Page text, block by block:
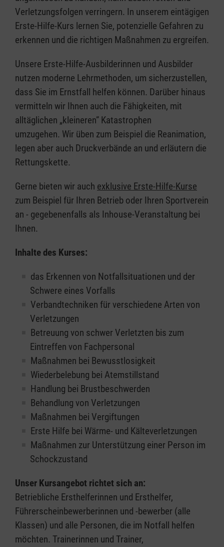
Verletzungsfolgen verringern. In unserem eintägigen
Erste-Hilfe-Kurs lernen Sie, potenzielle Gefahren zu
erkennen und die richtigen Maßnahmen zu ergreifen.
Unsere Erste-Hilfe-Ausbilderinnen und Ausbilder
nutzen moderne Lehrmethoden, um sicherzustellen,
dass Sie im Ernstfall helfen können. Darüber hinaus
vermitteln wir Ihnen auch die Fähigkeiten, mit
alltäglichen „kleineren” Katastrophen
umzugehen. Wir üben zum Beispiel die Reanimation,
legen aber auch Druckverbände an und erläutern die
Rettungskette.
Gerne bieten wir auch exklusive Erste-Hilfe-Kurse
zum Beispiel für Ihren Betrieb oder Ihren Sportverein
an - gegebenenfalls als Inhouse-Veranstaltung bei
Ihnen.
Inhalte des Kurses:
das Erkennen von Notfallsituationen und der
Schwere eines Vorfalls
Verbandtechniken für verschiedene Arten von
Verletzungen
Betreuung von schwer Verletzten bis zum
Eintreffen von Fachpersonal
Maßnahmen bei Bewusstlosigkeit
Wiederbelebung bei Atemstillstand
Handlung bei Brustbeschwerden
Behandlung von Verletzungen
Maßnahmen bei Vergiftungen
Erste Hilfe bei Wärme- und Kälteverletzungen
Maßnahmen zur Unterstützung einer Person im
Schockzustand
Unser Kursangebot richtet sich an:
Betriebliche Ersthelferinnen und Ersthelfer,
Führerscheinbewerberinnen und -bewerber (alle
Klassen) und alle Personen, die im Notfall helfen
möchten. Trainerinnen und Trainer,